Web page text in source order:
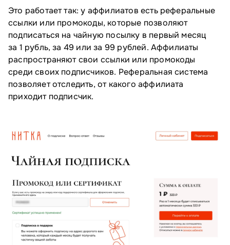
Это работает так: у аффилиатов есть реферальные
ссылки или промокоды, которые позволяют
подписаться на чайную посылку в первый месяц
за 1 рубль, за 49 или за 99 рублей. Аффилиаты
распространяют свои ссылки или промокоды
среди своих подписчиков. Реферальная система
позволяет отследить, от какого аффилиата
приходит подписчик.